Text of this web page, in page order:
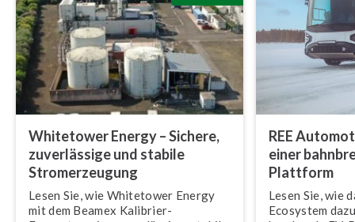
Whitetower Energy – Sichere,
zu­ver­läs­si­ge und stabile
Strom­erzeu­gung
Lesen Sie, wie Whitetower Energy
mit dem Beamex Kalibrier-
REE
einer
Plattform
Lesen Sie, wie
Ecosystem